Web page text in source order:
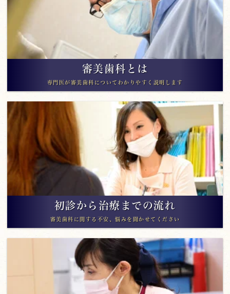
審美歯科とは
専門医が審美歯科についてわかりやすく説明します
初診から治療までの流れ
審美歯科に関する不安、悩みを聞かせてください